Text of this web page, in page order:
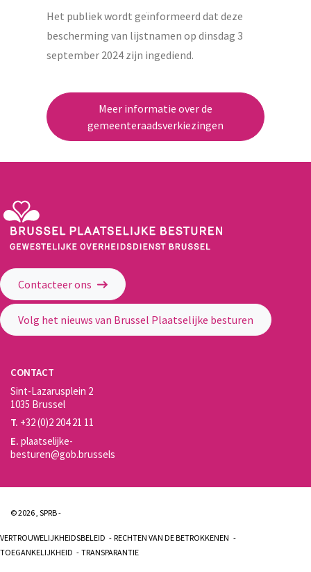
Het publiek wordt geïnformeerd dat deze
bescherming van lijstnamen op dinsdag 3
september 2024 zijn ingediend.
Meer informatie over de
gemeenteraadsverkiezingen
Contacteer ons
Volg het nieuws van Brussel Plaatselijke besturen
CONTACT
Sint-Lazarusplein 2
1035 Brussel
T. +32 (0)2 204 21 11
E. plaatselijke-
besturen@gob.brussels
© 2026 , SPRB -
VERTROUWELIJKHEIDSBELEID
RECHTEN VAN DE BETROKKENEN
TOEGANKELIJKHEID
TRANSPARANTIE